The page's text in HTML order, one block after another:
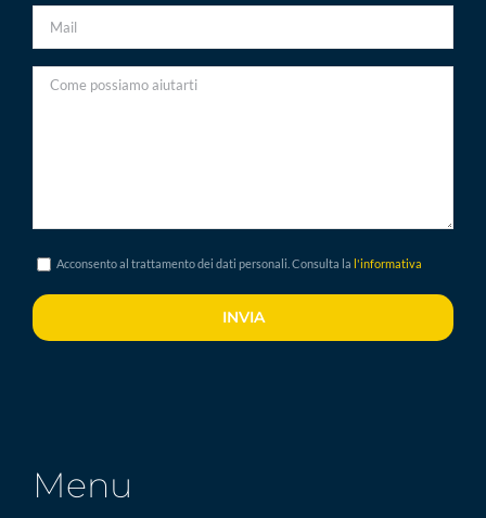
Acconsento al trattamento dei dati personali. Consulta la l'informativa
Menu